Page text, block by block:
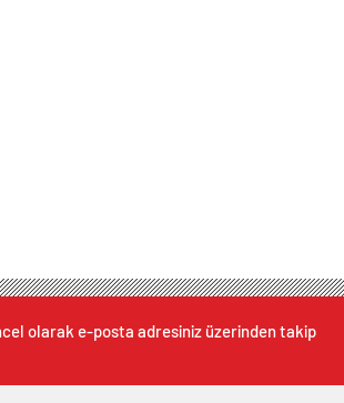
olarak e-posta adresiniz üzerinden takip